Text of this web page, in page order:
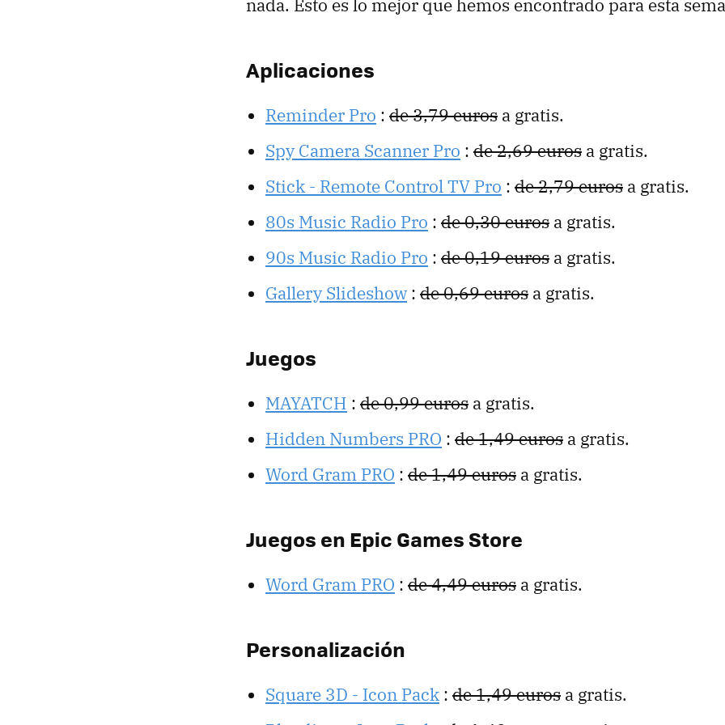
nada. Esto es lo mejor que hemos encontrado para esta
Aplicaciones
Reminder Pro : de 3,79 euros a gratis.
Spy Camera Scanner Pro : de 2,69 euros a gratis.
Stick - Remote Control TV Pro : de 2,79 euros a gratis.
80s Music Radio Pro : de 0,30 euros a gratis.
90s Music Radio Pro : de 0,19 euros a gratis.
Gallery Slideshow: de 0,69 euros a gratis.
Juegos
MAYATCH : de 0,99 euros a gratis.
Hidden Numbers PRO : de 1,49 euros a gratis.
Word Gram PRO : de 1,49 euros a gratis.
Juegos en Epic Games Store
Word Gram PRO : de 4,49 euros a gratis.
Personalización
Square 3D - Icon Pack : de 1,49 euros a gratis.